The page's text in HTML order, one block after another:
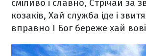
сміливо і славно, Стрічай за
козаків, Хай служба іде і
вправно І Бог береже хай